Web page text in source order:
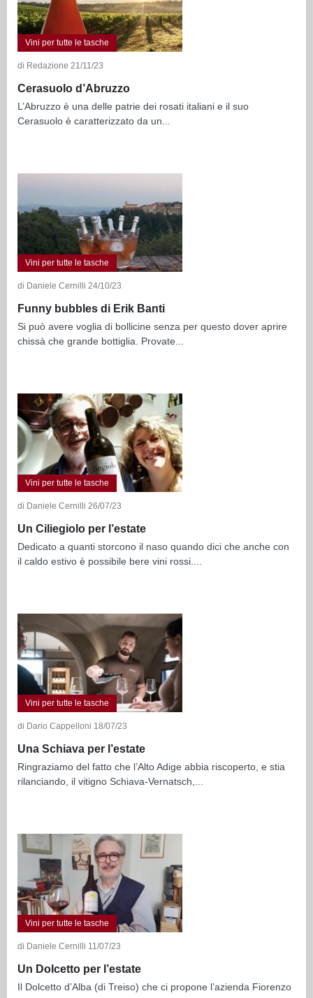
Vini per tutte le tasche
di Redazione 21/11/23
Cerasuolo d’Abruzzo
L’Abruzzo è una delle patrie dei rosati italiani e il suo
Cerasuolo è caratterizzato da un...
Vini per tutte le tasche
di Daniele Cernilli 24/10/23
Funny bubbles di Erik Banti
Si può avere voglia di bollicine senza per questo dover aprire
chissà che grande bottiglia. Provate...
Vini per tutte le tasche
di Daniele Cernilli 26/07/23
Un Ciliegiolo per l’estate
Dedicato a quanti storcono il naso quando dici che anche con
il caldo estivo è possibile bere vini rossi....
Vini per tutte le tasche
di Dario Cappelloni 18/07/23
Una Schiava per l’estate
Ringraziamo del fatto che l’Alto Adige abbia riscoperto, e stia
rilanciando, il vitigno Schiava-Vernatsch,...
Vini per tutte le tasche
di Daniele Cernilli 11/07/23
Un Dolcetto per l’estate
Il Dolcetto d’Alba (di Treiso) che ci propone l’azienda Fiorenzo